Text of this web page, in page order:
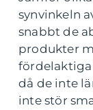
synvinkeln
snabbt de
produkter
fördelaktiga
då de inte
inte stör